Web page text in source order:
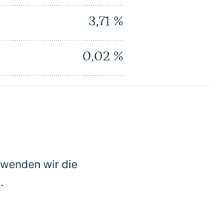
wir die
.
3,71 %
0,02 %